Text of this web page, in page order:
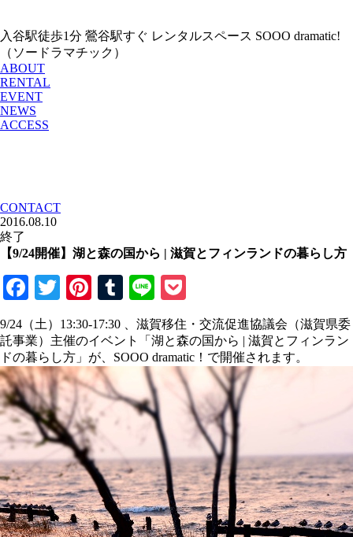
入谷駅徒歩1分 鶯谷駅すぐ レンタルスペース SOOO dramatic!
（ソードラマチック）
ABOUT
RENTAL
EVENT
NEWS
ACCESS
CONTACT
2016.08.10
終了
【9/24開催】湖と森の国から | 滋賀とフィンランドの暮らし方
Facebook
TwitterPinterest
Tumblr
Line
9/24（土）13:30-17:30 、滋賀移住・交流促進協議会（滋賀県委
託事業）主催のイベント「湖と森の国から | 滋賀とフィンラン
ドの暮らし方」が、SOOO dramatic！で開催されます。